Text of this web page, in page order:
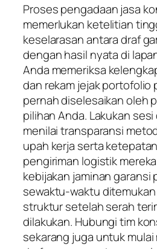
Proses pengadaan jasa
memerlukan ketelitian
keselarasan antara draf
dengan hasil nyata di
Anda memeriksa
dan rekam jejak portofolio
pernah diselesaikan oleh
pilihan Anda. Lakukan
menilai transparansi
upah kerja serta
pengiriman logistik
kebijakan jaminan garansi
sewaktu-waktu
struktur setelah serah
dilakukan. Hubungi tim
sekarang juga untuk